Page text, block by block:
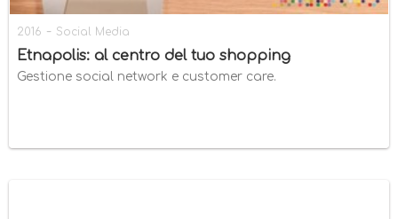
2016 - Social Media
Etnapolis: al centro del tuo shopping
Gestione social network e customer care.